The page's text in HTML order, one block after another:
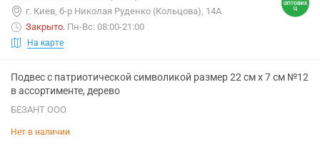
г. Киев, б-р Николая Руденко (Кольцова), 14А
Закрыто. Пн-Вс: 08:00-21:00
На карте
Подвес с патриотической символикой размер 22 см х 7 см №12
в ассортименте, дерево
БЕЗАНТ ООО
Нет в наличии